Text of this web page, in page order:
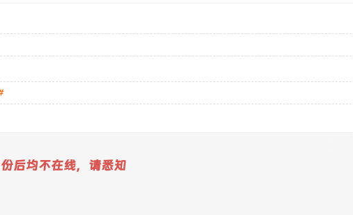
后均不在线，请悉知